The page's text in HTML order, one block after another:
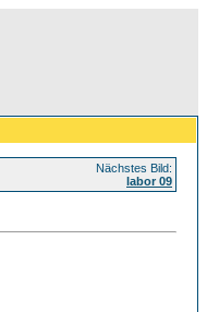
Nächstes Bild:
labor 09